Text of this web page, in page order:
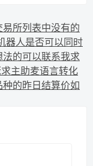
易所列表中没有的
器人是否可以同时
的可以联系我求
求主助麦语言转化
种的昨日结算价如